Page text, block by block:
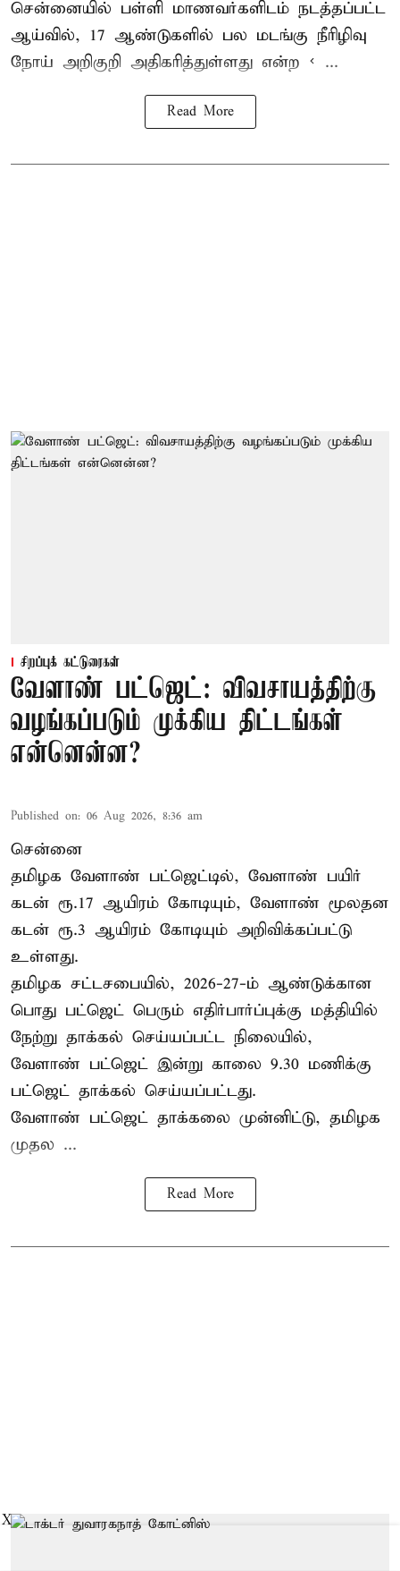
சென்னையில் பள்ளி மாணவர்களிடம் நடத்தப்பட்ட
ஆய்வில், 17 ஆண்டுகளில் பல மடங்கு நீரிழிவு
நோய் அறிகுறி அதிகரித்துள்ளது என்ற < ...
Read More
சிறப்புக் கட்டுரைகள்
வேளாண் பட்ஜெட்: விவசாயத்திற்கு
வழங்கப்படும் முக்கிய திட்டங்கள்
என்னென்ன?
Published on: 06 Aug 2026, 8:36 am
சென்னை
தமிழக வேளாண் பட்ஜெட்டில், வேளாண் பயிர்
கடன் ரூ.17 ஆயிரம் கோடியும், வேளாண் மூலதன
கடன் ரூ.3 ஆயிரம் கோடியும் அறிவிக்கப்பட்டு
உள்ளது.
தமிழக சட்டசபையில், 2026-27-ம் ஆண்டுக்கான
பொது பட்ஜெட் பெரும் எதிர்பார்ப்புக்கு மத்தியில்
நேற்று தாக்கல் செய்யப்பட்ட நிலையில்,
வேளாண் பட்ஜெட் இன்று காலை 9.30 மணிக்கு
பட்ஜெட் தாக்கல் செய்யப்பட்டது.
வேளாண் பட்ஜெட் தாக்கலை முன்னிட்டு, தமிழக
முதல ...
Read More
X